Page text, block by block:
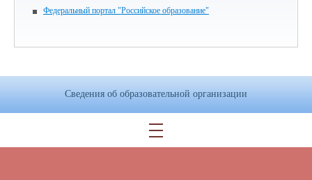
Федеральный портал "Российское образование"
Сведения об образовательной организации